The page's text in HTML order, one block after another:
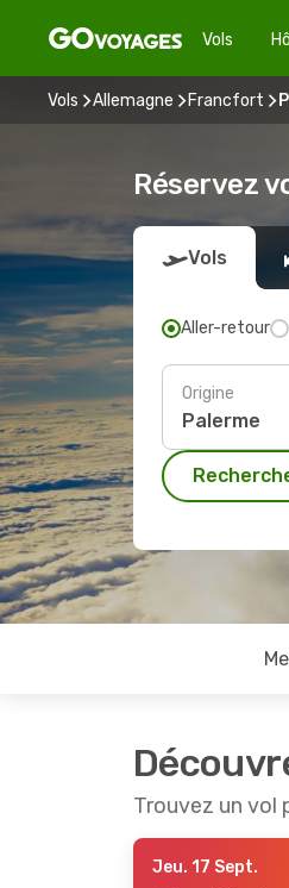
Vols
Vols Allemagne Francfort
Réservez
Vols
Aller-retour
Origine
Trouvez un vol
Jeu. 17 Sept.